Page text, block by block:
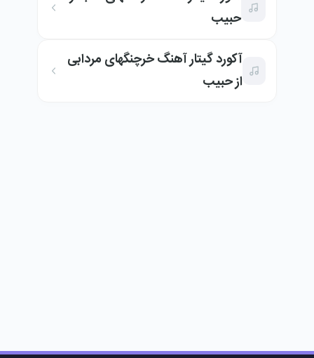
حبیب
آکورد گیتار آهنگ خرچنگهای مردابی
از حبیب